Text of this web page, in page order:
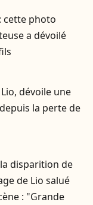
cette photo
a dévoilé
dévoile une
la perte de
disparition de
de Lio salué
: "Grande